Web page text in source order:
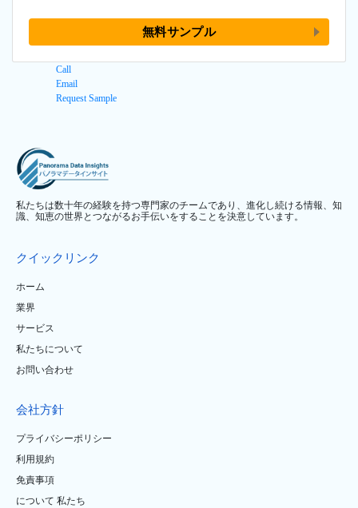
無料サンプル
Call
Email
Request Sample
私たちは数十年の経験を持つ専門家のチームであり、進化し続ける情報、知
識、知恵の世界とつながるお手伝いをすることを決意しています。
クイックリンク
ホーム
業界
サービス
私たちについて
お問い合わせ
会社方針
プライバシーポリシー
利用規約
免責事項
について 私たち